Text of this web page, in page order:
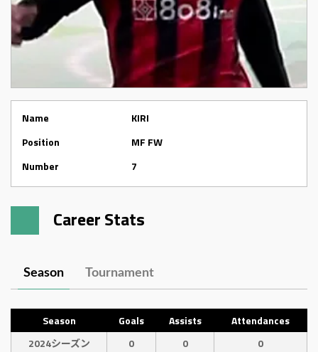
Name
KIRI
Position
MF FW
Number
7
Career Stats
Season Tournament
Season Goals Assists
Attendances
2024シーズン
0 0 0